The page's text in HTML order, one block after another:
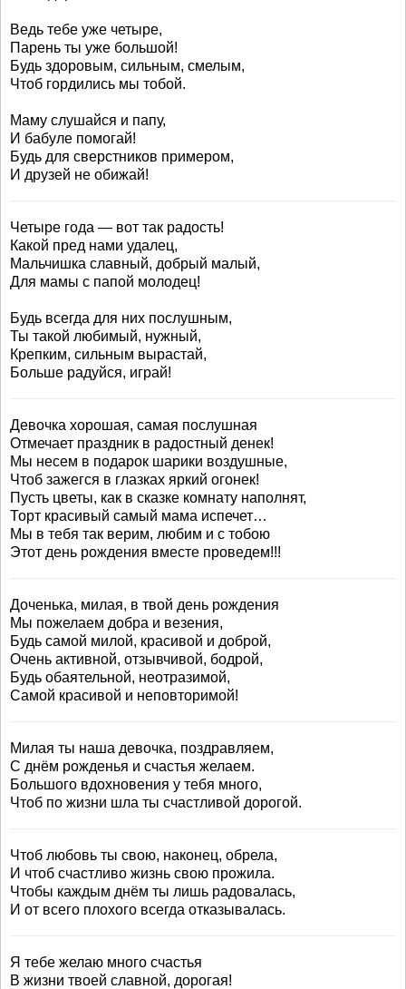
Ведь тебе уже четыре,
Парень ты уже большой!
Будь здоровым, сильным, смелым,
Чтоб гордились мы тобой.
Маму слушайся и папу,
И бабуле помогай!
Будь для сверстников примером,
И друзей не обижай!
Четыре года — вот так радость!
Какой пред нами удалец,
Мальчишка славный, добрый малый,
Для мамы с папой молодец!
Будь всегда для них послушным,
Ты такой любимый, нужный,
Крепким, сильным вырастай,
Больше радуйся, играй!
Девочка хорошая, самая послушная
Отмечает праздник в радостный денек!
Мы несем в подарок шарики воздушные,
Чтоб зажегся в глазках яркий огонек!
Пусть цветы, как в сказке комнату наполнят,
Торт красивый самый мама испечет…
Мы в тебя так верим, любим и с тобою
Этот день рождения вместе проведем!!!
Доченька, милая, в твой день рождения
Мы пожелаем добра и везения,
Будь самой милой, красивой и доброй,
Очень активной, отзывчивой, бодрой,
Будь обаятельной, неотразимой,
Самой красивой и неповторимой!
Милая ты наша девочка, поздравляем,
С днём рожденья и счастья желаем.
Большого вдохновения у тебя много,
Чтоб по жизни шла ты счастливой дорогой.
Чтоб любовь ты свою, наконец, обрела,
И чтоб счастливо жизнь свою прожила.
Чтобы каждым днём ты лишь радовалась,
И от всего плохого всегда отказывалась.
Я тебе желаю много счастья
В жизни твоей славной, дорогая!